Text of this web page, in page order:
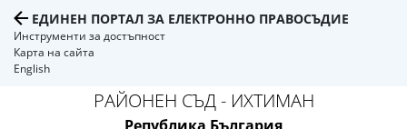
ЕДИНЕН ПОРТАЛ ЗА ЕЛЕКТРОННО ПРАВОСЪДИЕ
Инструменти за достъпност
Карта на сайта
English
РАЙОНЕН СЪД - ИХТИМАН